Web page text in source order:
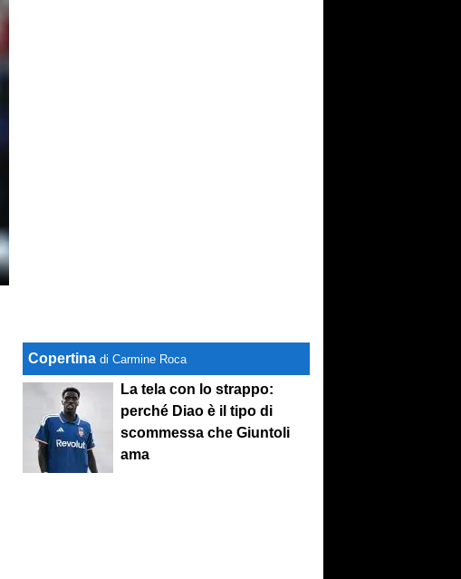
Copertina di Carmine Roca
La tela con lo strappo:
perché Diao è il tipo di
scommessa che Giuntoli
ama